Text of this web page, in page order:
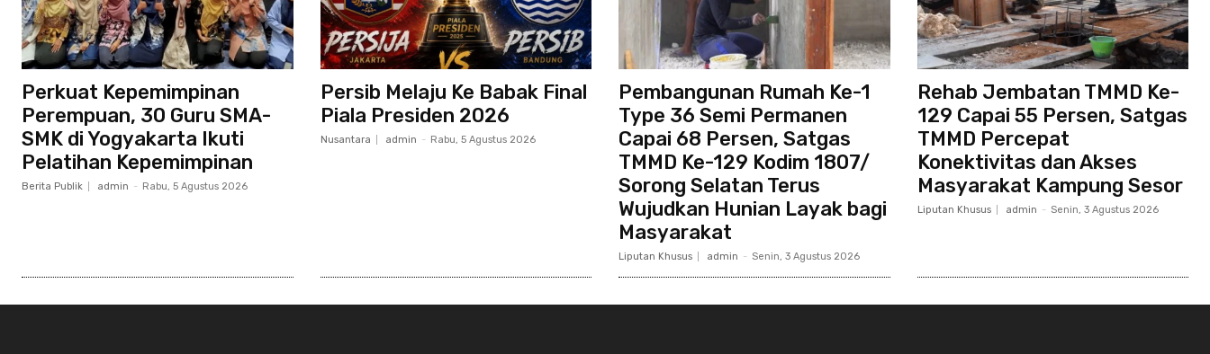
Perkuat Kepemimpinan
Perempuan, 30 Guru SMA-
SMK di Yogyakarta Ikuti
Pelatihan Kepemimpinan
Berita Publik admin - Rabu, 5 Agustus 2026
Persib Melaju Ke Babak Final
Piala Presiden 2026
Nusantara admin - Rabu, 5 Agustus 2026
Pembangunan Rumah Ke-1
Type 36 Semi Permanen
Capai 68 Persen, Satgas
TMMD Ke-129 Kodim 1807/
Sorong Selatan Terus
Wujudkan Hunian Layak bagi
Masyarakat
Liputan Khusus admin - Senin, 3 Agustus 2026
Rehab Jembatan TMMD Ke-
129 Capai 55 Persen, Satgas
TMMD Percepat
Konektivitas dan Akses
Masyarakat Kampung Sesor
Liputan Khusus admin - Senin, 3 Agustus 2026